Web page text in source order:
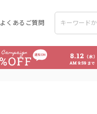
よくあるご質問